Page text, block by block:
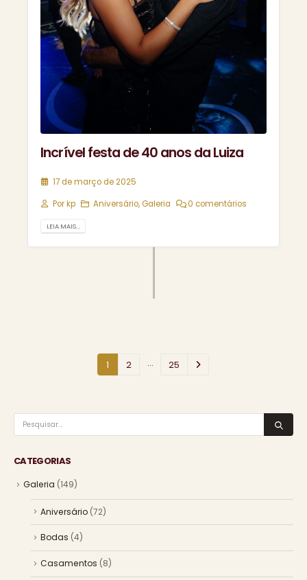
Incrível festa de 40 anos da Luiza
17 de março de 2025
Porkp Aniversário,Galeria 0 comentários
LEIA MAIS...
1 2 … 25
CATEGORIAS
Galeria (149)
Aniversário (72)
Bodas (4)
Casamentos (8)